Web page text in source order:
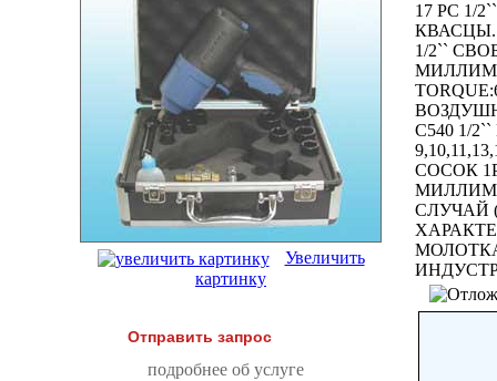
Увеличить
картинку
Отправить запрос
подробнее об услуге
17 PC
КВАСЦЫ.
1/2``
C540 1/
СОСОК
СЛУЧАЙ